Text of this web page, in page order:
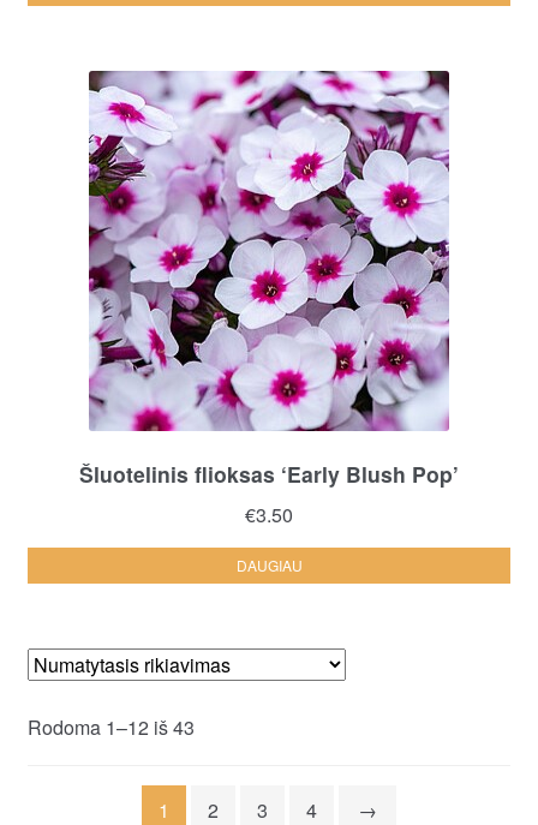
Šluotelinis flioksas ‘Early Blush Pop’
€3.50
DAUGIAU
Rodoma 1–12 iš 43
1 2 3 4 →